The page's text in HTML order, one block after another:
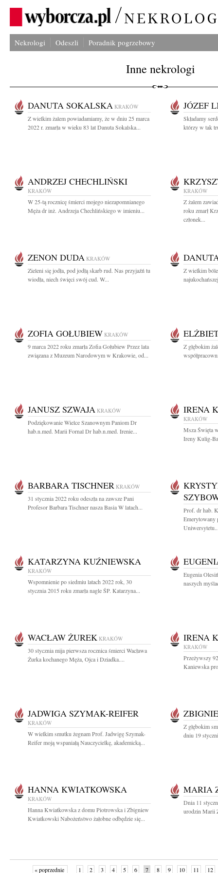
Nekrologi Odeszli Poradnik pogrzebowy
Inne nekrologi
DANUTA SOKALSKA KRAKÓW
Z wielkim żalem powiadamiamy, że w dniu 25 marca
2022 r. zmarła w wieku 83 lat Danuta Sokalska...
JÓZEF
Składamy
którzy w tak
ANDRZEJ CHECHLIŃSKI
KRAKÓW
W 25-tą rocznicę śmierci mojego niezapomnianego
Męża dr inż. Andrzeja Chechlińskiego w imieniu...
KRAKÓW
Z żalem
roku zmarł
członek...
ZENON DUDA KRAKÓW
Zieleni się jodła, pod jodłą skarb rud. Nas przyjaźń tu
wiodła, niech święci swój cud. W...
Z wielkim
ZOFIA GOŁUBIEW KRAKÓW
9 marca 2022 roku zmarła Zofia Gołubiew Przez lata
związana z Muzeum Narodowym w Krakowie, od...
Z głębokim
JANUSZ SZWAJA KRAKÓW
Podziękowanie Wielce Szanownym Paniom Dr
hab.n.med. Marii Fornal Dr hab.n.med. Irenie...
IRENA
KRAKÓW
Msza Święta
Ireny Kulig-
BARBARA TISCHNER KRAKÓW
31 stycznia 2022 roku odeszła na zawsze Pani
Profesor Barbara Tischner nasza Basia W latach...
Prof. dr hab.
Emerytowany
KATARZYNA KUŹNIEWSKA
KRAKÓW
Wspomnienie po siedmiu latach 2022 rok, 30
stycznia 2015 roku zmarła nagle ŚP. Katarzyna...
Eugenia
naszych
WACŁAW ŻUREK KRAKÓW
30 stycznia mija pierwsza rocznica śmierci Wacława
Żurka kochanego Męża, Ojca i Dziadka....
IRENA
KRAKÓW
Przeżywszy
Kaniewska
JADWIGA SZYMAK-REIFER
KRAKÓW
W wielkim smutku żegnam Prof. Jadwigę Szymak-
Reifer moją wspaniałą Nauczycielkę, akademicką...
Z głębokim
dniu 19
HANNA KWIATKOWSKA
KRAKÓW
Hanna Kwiatkowska z domu Piotrowska i Zbigniew
Kwiatkowski Nabożeństwo żałobne odbędzie się...
MARIA
Dnia 11
urodzin Marii
« poprzednie 1 2 3 4 5 6 7 8 9 10 11 12